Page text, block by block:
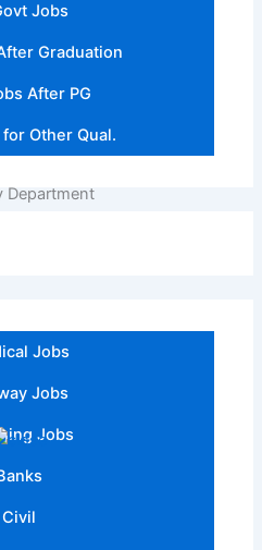
Jobs
Graduation
After PG
Other Qual.
Department
Jobs
Jobs
Jobs
Civil